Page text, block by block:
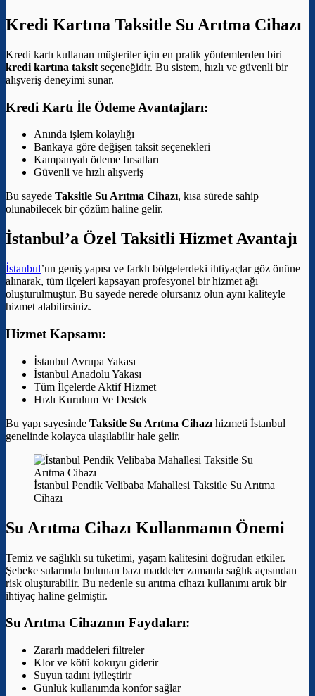
Kredi Kartına Taksitle Su Arıtma Cihazı
Kredi kartı kullanan müşteriler için en pratik yöntemlerden biri
kredi kartına taksit seçeneğidir. Bu sistem, hızlı ve güvenli bir
alışveriş deneyimi sunar.
Kredi Kartı İle Ödeme Avantajları:
Anında işlem kolaylığı
Bankaya göre değişen taksit seçenekleri
Kampanyalı ödeme fırsatları
Güvenli ve hızlı alışveriş
Bu sayede Taksitle Su Arıtma Cihazı, kısa sürede sahip
olunabilecek bir çözüm haline gelir.
İstanbul’a Özel Taksitli Hizmet Avantajı
İstanbul’un geniş yapısı ve farklı bölgelerdeki ihtiyaçlar göz önüne
alınarak, tüm ilçeleri kapsayan profesyonel bir hizmet ağı
oluşturulmuştur. Bu sayede nerede olursanız olun aynı kaliteyle
hizmet alabilirsiniz.
Hizmet Kapsamı:
İstanbul Avrupa Yakası
İstanbul Anadolu Yakası
Tüm İlçelerde Aktif Hizmet
Hızlı Kurulum Ve Destek
Bu yapı sayesinde Taksitle Su Arıtma Cihazı hizmeti İstanbul
genelinde kolayca ulaşılabilir hale gelir.
İstanbul Pendik Velibaba Mahallesi Taksitle Su Arıtma
Cihazı
Su Arıtma Cihazı Kullanmanın Önemi
Temiz ve sağlıklı su tüketimi, yaşam kalitesini doğrudan etkiler.
Şebeke sularında bulunan bazı maddeler zamanla sağlık açısından
risk oluşturabilir. Bu nedenle su arıtma cihazı kullanımı artık bir
ihtiyaç haline gelmiştir.
Su Arıtma Cihazının Faydaları:
Zararlı maddeleri filtreler
Klor ve kötü kokuyu giderir
Suyun tadını iyileştirir
Günlük kullanımda konfor sağlar